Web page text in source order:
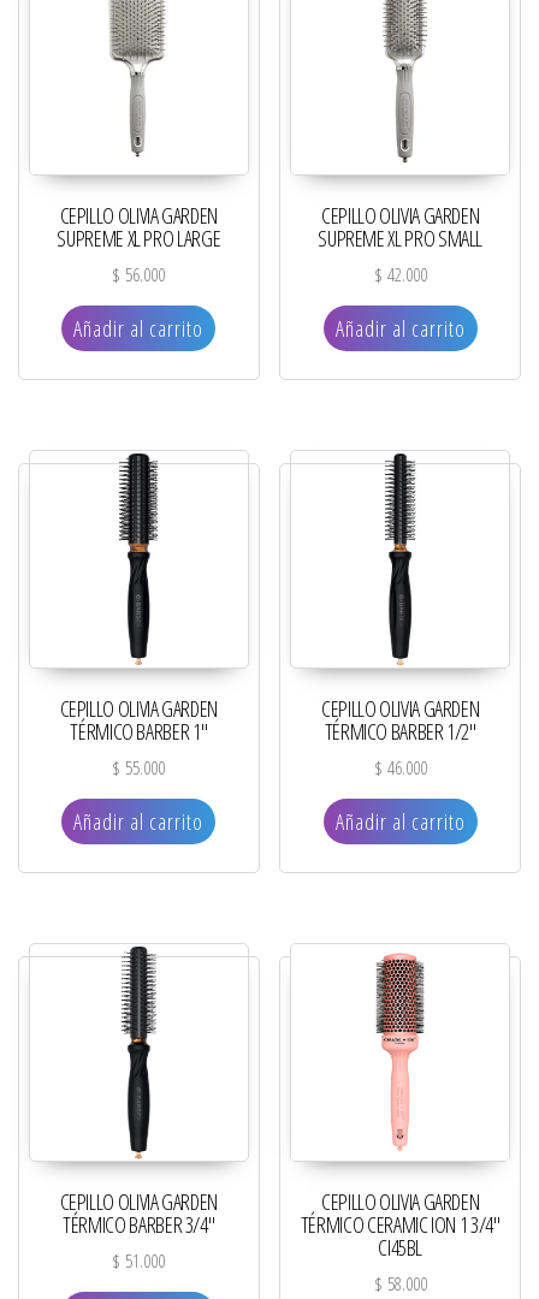
CEPILLO OLIVIA GARDEN
SUPREME XL PRO LARGE
$ 56.000
Añadir al carrito
CEPILLO OLIVIA GARDEN
SUPREME XL PRO SMALL
$ 42.000
Añadir al carrito
CEPILLO OLIVIA GARDEN
TÉRMICO BARBER 1″
$ 55.000
Añadir al carrito
CEPILLO OLIVIA GARDEN
TÉRMICO BARBER 1/2″
$ 46.000
Añadir al carrito
CEPILLO OLIVIA GARDEN
TÉRMICO BARBER 3/4″
$ 51.000
CEPILLO OLIVIA GARDEN
TÉRMICO CERAMIC ION 1 3/4″
CI45BL
$ 58.000